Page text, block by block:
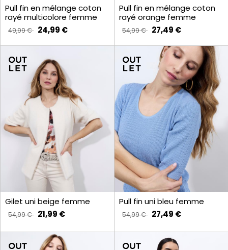
Pull fin en mélange coton
rayé multicolore femme
49,99 € 24,99 €
Pull fin en mélange coton
rayé orange femme
54,99 € 27,49 €
Gilet uni beige femme
54,99 € 21,99 €
Pull fin uni bleu femme
54,99 € 27,49 €